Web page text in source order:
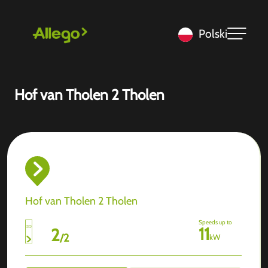
Polski
Hof van Tholen 2 Tholen
Hof van Tholen 2 Tholen
2/2
Speeds up to
11kW